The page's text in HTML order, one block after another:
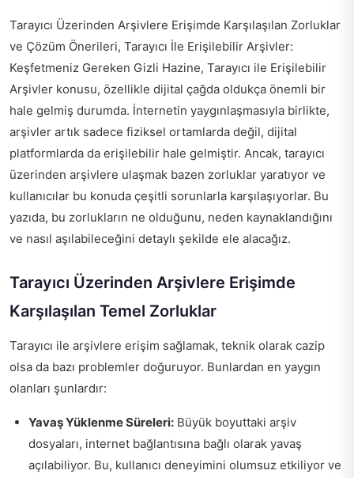
Tarayıcı Üzerinden Arşivlere Erişimde Karşılaşılan Zorluklar
ve Çözüm Önerileri, Tarayıcı İle Erişilebilir Arşivler:
Keşfetmeniz Gereken Gizli Hazine, Tarayıcı ile Erişilebilir
Arşivler konusu, özellikle dijital çağda oldukça önemli bir
hale gelmiş durumda. İnternetin yaygınlaşmasıyla birlikte,
arşivler artık sadece fiziksel ortamlarda değil, dijital
platformlarda da erişilebilir hale gelmiştir. Ancak, tarayıcı
üzerinden arşivlere ulaşmak bazen zorluklar yaratıyor ve
kullanıcılar bu konuda çeşitli sorunlarla karşılaşıyorlar. Bu
yazıda, bu zorlukların ne olduğunu, neden kaynaklandığını
ve nasıl aşılabileceğini detaylı şekilde ele alacağız.
Tarayıcı Üzerinden Arşivlere Erişimde
Karşılaşılan Temel Zorluklar
Tarayıcı ile arşivlere erişim sağlamak, teknik olarak cazip
olsa da bazı problemler doğuruyor. Bunlardan en yaygın
olanları şunlardır:
Yavaş Yüklenme Süreleri: Büyük boyuttaki arşiv
dosyaları, internet bağlantısına bağlı olarak yavaş
açılabiliyor. Bu, kullanıcı deneyimini olumsuz etkiliyor ve